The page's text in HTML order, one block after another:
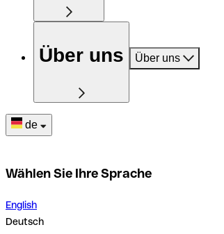
Über uns Über uns
de
Wählen Sie Ihre Sprache
English
Deutsch